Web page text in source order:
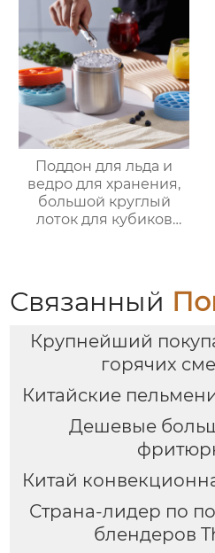
Поддон для льда и
ведро для хранения,
большой круглый
лоток для кубиков
Связанный
Крупнейший
горячих
Китайские
Дешевые
Китай
Страна-лидер по
блендеров